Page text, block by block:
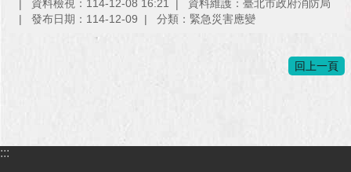
資料檢視：114-12-08 16:21
資料維護：臺北市政府消防局
發布日期：114-12-09
分類：緊急災害應變
回上一頁
:::